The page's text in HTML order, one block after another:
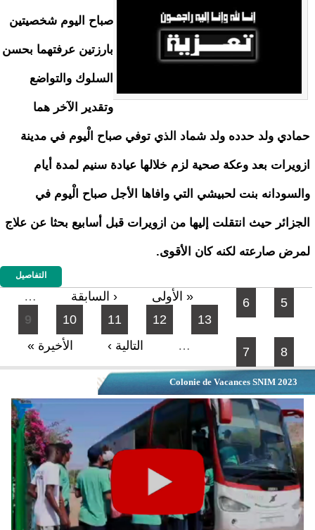
صباح اليوم شخصيتين
بارزتين عرفتهما بحسن
السلوك والتواضع
وتقدير الآخر هما
حمادي ولد حدده ولد شماد الذي توفي صباح الْيوم في مدينة
ازويرات بعد وعكة صحية لزم خلالها عيادة سنيم لمدة أيام
والسودانه بنت لحبيشي التي وافاها الأجل صباح الْيوم في
الجزائر حيث انتقلت إليها من ازويرات قبل أسابيع بحثا عن علاج
لمرض صارعته لكنه كان الأقوى.
التفاصيل
الصفحات « الأولى ‹ السابقة … 5
6
7 8
9 10 11 12
13
…
التالية › الأخيرة »
Colonie de Vacances SNIM 2023